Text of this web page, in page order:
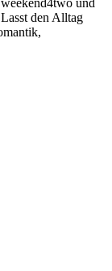
den Alltag